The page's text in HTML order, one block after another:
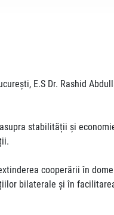
E.S Dr. Rashid
stabilității și
cooperării în
bilaterale și în